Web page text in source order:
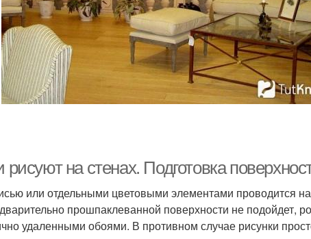
на стенах. Подготовка
или отдельными цветовыми элементами проводится
прошпаклеванной поверхности не подойдет,
удаленными обоями. В противном случае рисунки